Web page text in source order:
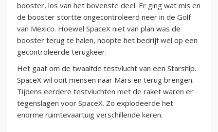
booster, los van het bovenste deel. Er ging wat mis en
de booster stortte ongecontroleerd neer in de Golf
van Mexico. Hoewel SpaceX niet van plan was de
booster terug te halen, hoopte het bedrijf wel op een
gecontroleerde terugkeer.
Het gaat om de twaalfde testvlucht van een Starship.
SpaceX wil ooit mensen naar Mars en terug brengen.
Tijdens eerdere testvluchten met de raket waren er
tegenslagen voor SpaceX. Zo explodeerde het
enorme ruimtevaartuig verschillende keren.